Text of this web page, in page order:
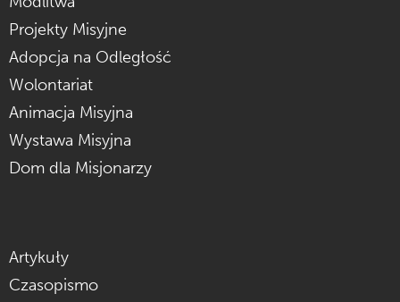
Projekty Misyjne
Adopcja na Odległość
Wolontariat
Animacja Misyjna
Wystawa Misyjna
Dom dla Misjonarzy
Artykuły
Czasopismo